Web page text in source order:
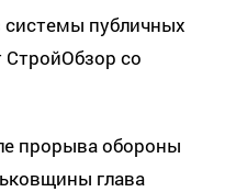
системы публичных
СтройОбзор со
прорыва обороны
глава